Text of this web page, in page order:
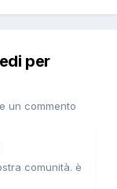
per
un commento
comunità. è